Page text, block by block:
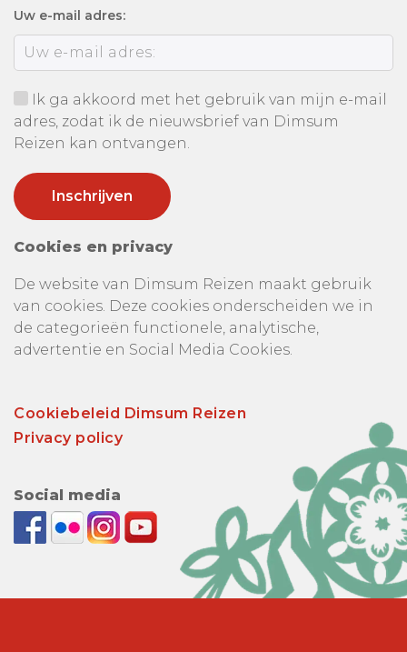
Uw e-mail adres:
Ik ga akkoord met het gebruik van mijn e-mail
adres, zodat ik de nieuwsbrief van Dimsum
Reizen kan ontvangen.
Cookies en privacy
De website van Dimsum Reizen maakt gebruik
van cookies. Deze cookies onderscheiden we in
de categorieën functionele, analytische,
advertentie en Social Media Cookies.
Cookiebeleid Dimsum Reizen
Privacy policy
Social media